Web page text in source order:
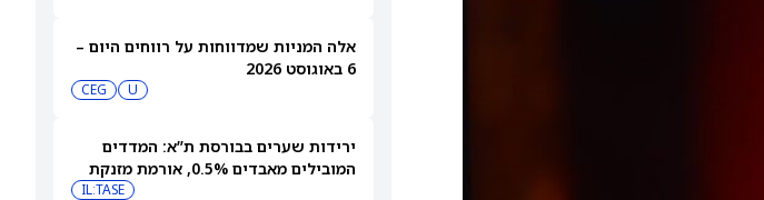
אלה המניות שמדווחות על רווחים היום –
6 באוגוסט 2026
U
CEG
ירידות שערים בבורסת ת”א: המדדים
המובילים מאבדים 0.5%, אורמת מזנקת
IL:TASE